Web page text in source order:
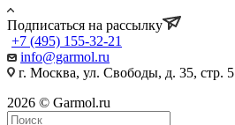
Подписаться на рассылку
+7 (495) 155-32-21
info@garmol.ru
г. Москва, ул. Свободы, д. 35, стр. 5
2026 © Garmol.ru